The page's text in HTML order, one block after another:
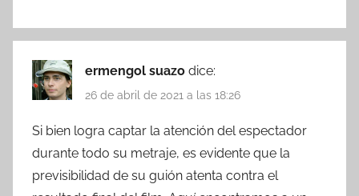
ermengol suazo dice:
26 de abril de 2021 a las 18:26
Si bien logra captar la atención del espectador
durante todo su metraje, es evidente que la
previsibilidad de su guión atenta contra el